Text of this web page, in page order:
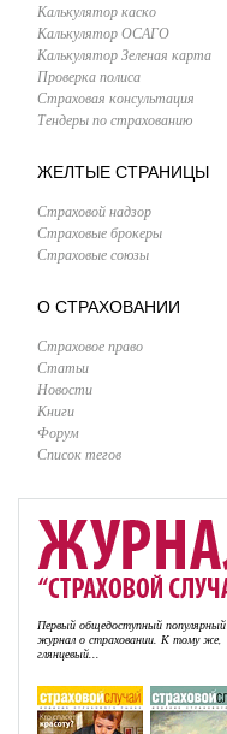
Калькулятор каско
Калькулятор ОСАГО
Калькулятор Зеленая карта
Проверка полиса
Страховая консультация
Тендеры по страхованию
ЖЕЛТЫЕ СТРАНИЦЫ
Страховой надзор
Страховые брокеры
Страховые союзы
О СТРАХОВАНИИ
Страховое право
Статьи
Новости
Книги
Форум
Список тегов
Первый общедоступный популярный
журнал о страховании. К тому же,
глянцевый...